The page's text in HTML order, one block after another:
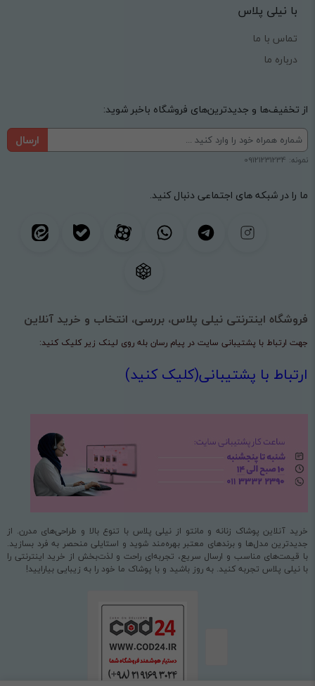
با نیلی پلاس
تماس با ما
درباره ما
از تخفیف‌ها و جدیدترین‌های فروشگاه باخبر شوید:
ارسال
نمونه: 09121231234
ما را در شبکه های اجتماعی دنبال کنید.
فروشگاه اینترنتی نیلی پلاس، بررسی، انتخاب و خرید آنلاین
جهت ارتباط با پشتیبانی سایت در پیام رسان بله روی لینک زیر کلیک کنید:
ارتباط با پشتیبانی(کلیک کنید)
خرید آنلاین پوشاک زنانه و مانتو از نیلی پلاس با تنوع بالا و طراحی‌های مدرن. از
جدیدترین مدل‌ها و برندهای معتبر بهره‌مند شوید و استایلی منحصر به فرد بسازید.
با قیمت‌های مناسب و ارسال سریع، تجربه‌ای راحت و لذت‌بخش از خرید اینترنتی را
با نیلی پلاس تجربه کنید. به روز باشید و با پوشاک ما خود را به زیبایی بیارایید!